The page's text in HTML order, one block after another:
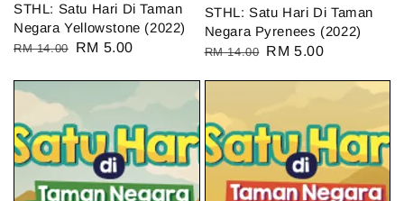
STHL: Satu Hari Di Taman
Negara Yellowstone (2022)
Regular
RM 14.00
Sale
RM 5.00
STHL: Satu Hari Di Taman
Negara Pyrenees (2022)
Regular
RM 14.00 Sale
RM 5.00